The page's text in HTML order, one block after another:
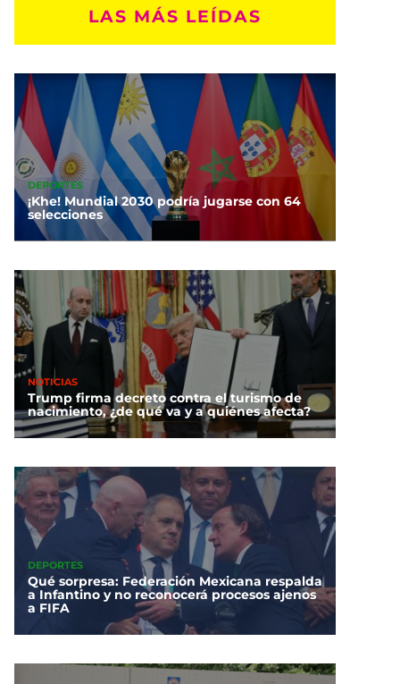
LAS MÁS LEÍDAS
DEPORTES
¡Khe! Mundial 2030 podría jugarse con 64
selecciones
NOTICIAS
Trump firma decreto contra el turismo de
nacimiento, ¿de qué va y a quiénes afecta?
DEPORTES
Qué sorpresa: Federación Mexicana respalda
a Infantino y no reconocerá procesos ajenos
a FIFA